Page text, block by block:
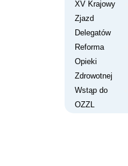
XV Krajowy
Zjazd
Delegatów
Reforma
Opieki
Zdrowotnej
Wstąp do
OZZL